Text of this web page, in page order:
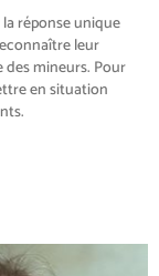
réponse unique
leur
des mineurs. Pour
en situation